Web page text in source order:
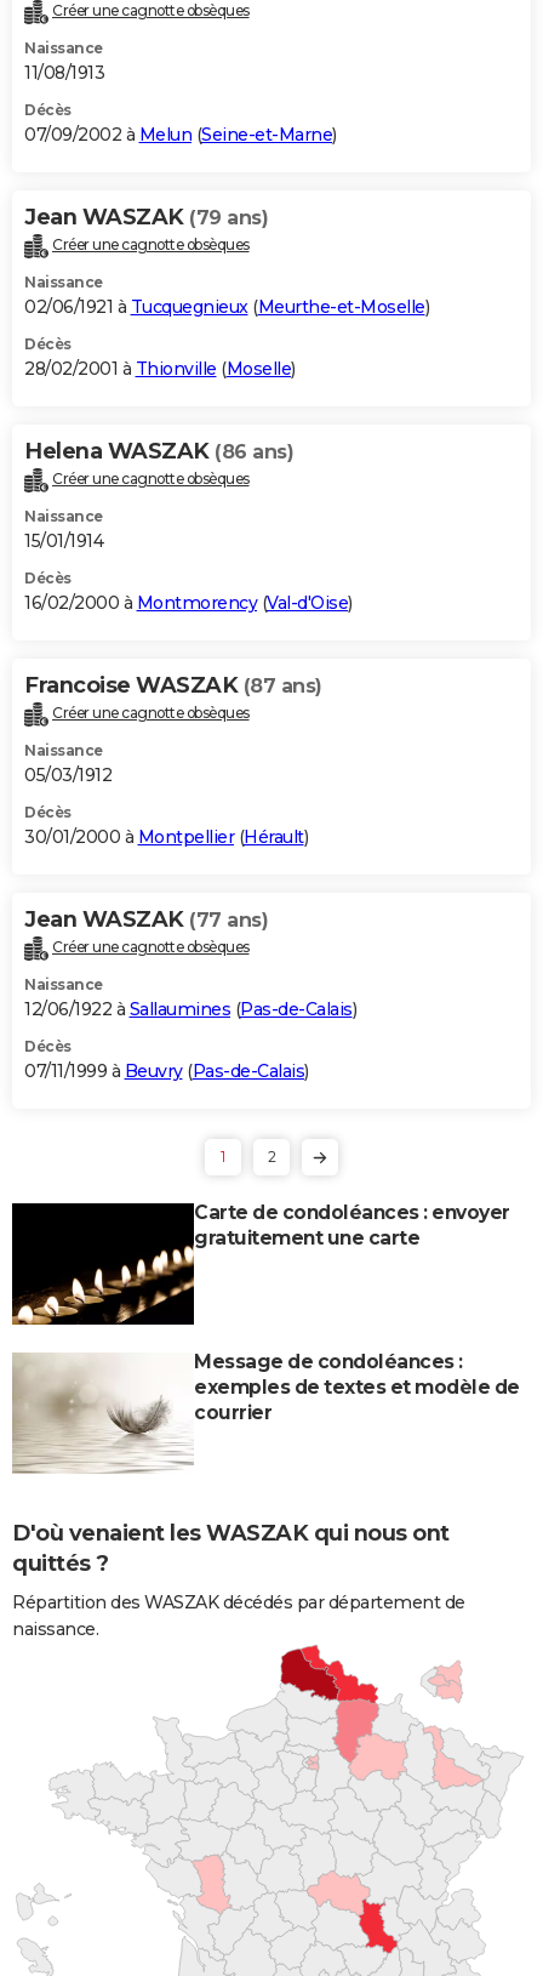
Créer une cagnotte obsèques
Naissance
11/08/1913
Décès
07/09/2002 à Melun (Seine-et-Marne)
Jean WASZAK (79 ans)
Créer une cagnotte obsèques
Naissance
02/06/1921 à Tucquegnieux(Meurthe-et-Moselle)
Décès
28/02/2001 à Thionville (Moselle)
Helena WASZAK (86 ans)
Créer une cagnotte obsèques
Naissance
15/01/1914
Décès
16/02/2000 à Montmorency(Val-d'Oise)
Francoise WASZAK (87 ans)
Créer une cagnotte obsèques
Naissance
05/03/1912
Décès
30/01/2000 à Montpellier(Hérault)
Jean WASZAK (77 ans)
Créer une cagnotte obsèques
Naissance
12/06/1922 à Sallaumines (Pas-de-Calais)
Décès
07/11/1999 à Beuvry(Pas-de-Calais)
1 2
Carte de condoléances : envoyer
gratuitement une carte
Message de condoléances :
exemples de textes et modèle de
courrier
D'où venaient les WASZAK qui nous ont
quittés ?
Répartition des WASZAK décédés par département de
naissance.